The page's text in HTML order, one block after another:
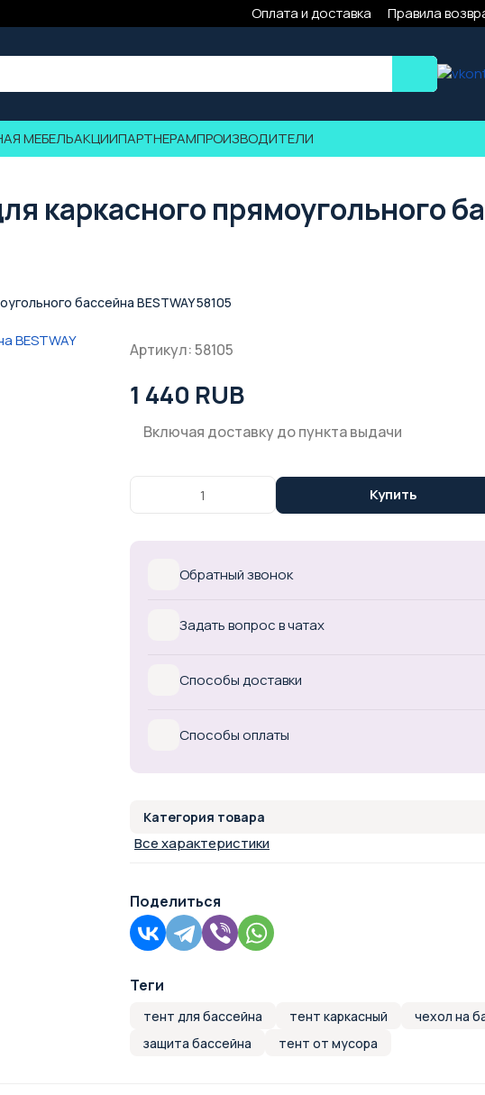
Оплата и доставка Правила
МЕБЕЛЬАКЦИИПАРТНЕРАМПРОИЗВОДИТЕЛИ
каркасного прямоугольного
бассейна BESTWAY 58105
Артикул: 58105
1 440 RUB
Включая доставку до пункта выдачи
Купить
Обратный звонок
Задать вопрос в чатах
Способы доставки
Способы оплаты
Категория товара
Все характеристики
Поделиться
Теги
тент для бассейна тент каркасный чехол на
защита бассейна
тент от мусора